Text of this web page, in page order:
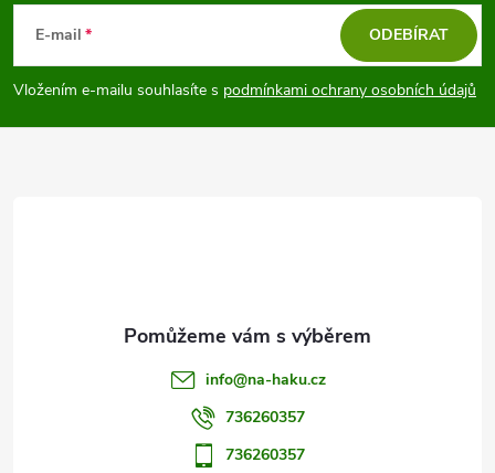
p
a
E-mail
Vložením e-mailu souhlasíte s podmínkami ochrany osobních údajů
ODEBÍRAT
info@na-haku.cz
736260357
736260357